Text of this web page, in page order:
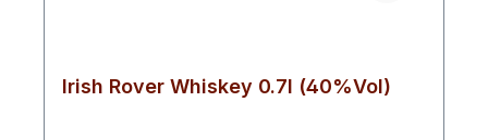
Irish Rover Whiskey 0.7l (40%Vol)